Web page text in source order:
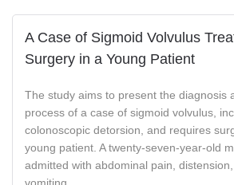
A Case of Sigmoid Volvulus
Surgery in a Young Patient
The study aims to present the diagnosis
process of a case of sigmoid volvulus,
colonoscopic detorsion, and requires
young patient. A twenty-seven-year-old
admitted with abdominal pain,
vomiting.